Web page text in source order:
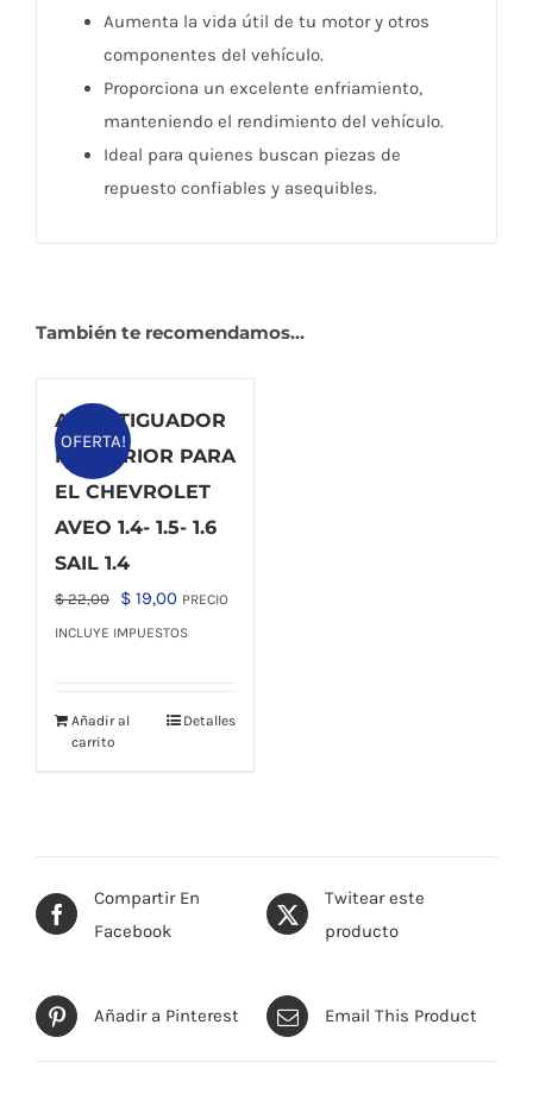
Aumenta la vida útil de tu motor y otros
componentes del vehículo.
Proporciona un excelente enfriamiento,
manteniendo el rendimiento del vehículo.
Ideal para quienes buscan piezas de
repuesto confiables y asequibles.
También te recomendamos…
OFERTA!
AMORTIGUADOR
POSTERIOR PARA
EL CHEVROLET
AVEO 1.4- 1.5- 1.6
SAIL 1.4
$22,00
El
precio
$ 22,00.
$ 19,00El
precio
$ 19,00.
PRECIO
INCLUYE IMPUESTOS
Añadir al
carrito
Detalles
Compartir En
Facebook
Twitear este
producto
Añadir a Pinterest Email This Product